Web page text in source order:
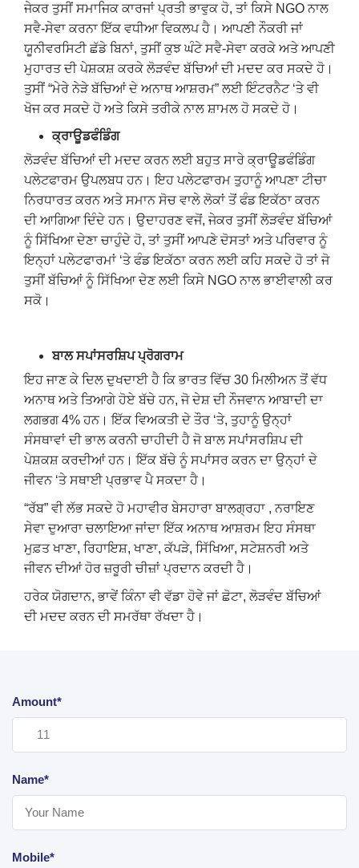
ਜੇਕਰ ਤੁਸੀਂ ਸਮਾਜਿਕ ਕਾਰਜਾਂ ਪ੍ਰਤੀ ਭਾਵੁਕ ਹੋ, ਤਾਂ ਕਿਸੇ NGO ਨਾਲ
ਸਵੈ-ਸੇਵਾ ਕਰਨਾ ਇੱਕ ਵਧੀਆ ਵਿਕਲਪ ਹੈ। ਆਪਣੀ ਨੌਕਰੀ ਜਾਂ
ਯੂਨੀਵਰਸਿਟੀ ਛੱਡੇ ਬਿਨਾਂ, ਤੁਸੀਂ ਕੁਝ ਘੰਟੇ ਸਵੈ-ਸੇਵਾ ਕਰਕੇ ਅਤੇ ਆਪਣੀ
ਮੁਹਾਰਤ ਦੀ ਪੇਸ਼ਕਸ਼ ਕਰਕੇ ਲੋੜਵੰਦ ਬੱਚਿਆਂ ਦੀ ਮਦਦ ਕਰ ਸਕਦੇ ਹੋ।
ਤੁਸੀਂ “ਮੇਰੇ ਨੇੜੇ ਬੱਚਿਆਂ ਦੇ ਅਨਾਥ ਆਸ਼ਰਮ” ਲਈ ਇੰਟਰਨੈਟ ‘ਤੇ ਵੀ
ਖੋਜ ਕਰ ਸਕਦੇ ਹੋ ਅਤੇ ਕਿਸੇ ਤਰੀਕੇ ਨਾਲ ਸ਼ਾਮਲ ਹੋ ਸਕਦੇ ਹੋ।
ਕ੍ਰਾਊਡਫੰਡਿੰਗ
ਲੋੜਵੰਦ ਬੱਚਿਆਂ ਦੀ ਮਦਦ ਕਰਨ ਲਈ ਬਹੁਤ ਸਾਰੇ ਕ੍ਰਾਊਡਫੰਡਿੰਗ
ਪਲੇਟਫਾਰਮ ਉਪਲਬਧ ਹਨ। ਇਹ ਪਲੇਟਫਾਰਮ ਤੁਹਾਨੂੰ ਆਪਣਾ ਟੀਚਾ
ਨਿਰਧਾਰਤ ਕਰਨ ਅਤੇ ਸਮਾਨ ਸੋਚ ਵਾਲੇ ਲੋਕਾਂ ਤੋਂ ਫੰਡ ਇਕੱਠਾ ਕਰਨ
ਦੀ ਆਗਿਆ ਦਿੰਦੇ ਹਨ। ਉਦਾਹਰਣ ਵਜੋਂ, ਜੇਕਰ ਤੁਸੀਂ ਲੋੜਵੰਦ ਬੱਚਿਆਂ
ਨੂੰ ਸਿੱਖਿਆ ਦੇਣਾ ਚਾਹੁੰਦੇ ਹੋ, ਤਾਂ ਤੁਸੀਂ ਆਪਣੇ ਦੋਸਤਾਂ ਅਤੇ ਪਰਿਵਾਰ ਨੂੰ
ਇਨ੍ਹਾਂ ਪਲੇਟਫਾਰਮਾਂ ‘ਤੇ ਫੰਡ ਇਕੱਠਾ ਕਰਨ ਲਈ ਕਹਿ ਸਕਦੇ ਹੋ ਤਾਂ ਜੋ
ਤੁਸੀਂ ਬੱਚਿਆਂ ਨੂੰ ਸਿੱਖਿਆ ਦੇਣ ਲਈ ਕਿਸੇ NGO ਨਾਲ ਭਾਈਵਾਲੀ ਕਰ
ਸਕੋ।
ਬਾਲ ਸਪਾਂਸਰਸ਼ਿਪ ਪ੍ਰੋਗਰਾਮ
ਇਹ ਜਾਣ ਕੇ ਦਿਲ ਦੁਖਦਾਈ ਹੈ ਕਿ ਭਾਰਤ ਵਿੱਚ 30 ਮਿਲੀਅਨ ਤੋਂ ਵੱਧ
ਅਨਾਥ ਅਤੇ ਤਿਆਗੇ ਹੋਏ ਬੱਚੇ ਹਨ, ਜੋ ਦੇਸ਼ ਦੀ ਨੌਜਵਾਨ ਆਬਾਦੀ ਦਾ
ਲਗਭਗ 4% ਹਨ। ਇੱਕ ਵਿਅਕਤੀ ਦੇ ਤੌਰ ‘ਤੇ, ਤੁਹਾਨੂੰ ਉਨ੍ਹਾਂ
ਸੰਸਥਾਵਾਂ ਦੀ ਭਾਲ ਕਰਨੀ ਚਾਹੀਦੀ ਹੈ ਜੋ ਬਾਲ ਸਪਾਂਸਰਸ਼ਿਪ ਦੀ
ਪੇਸ਼ਕਸ਼ ਕਰਦੀਆਂ ਹਨ। ਇੱਕ ਬੱਚੇ ਨੂੰ ਸਪਾਂਸਰ ਕਰਨ ਦਾ ਉਨ੍ਹਾਂ ਦੇ
ਜੀਵਨ ‘ਤੇ ਸਥਾਈ ਪ੍ਰਭਾਵ ਪੈ ਸਕਦਾ ਹੈ।
“ਰੱਬ” ਵੀ ਲੱਭ ਸਕਦੇ ਹੋ ਮਹਾਵੀਰ ਬੇਸਹਾਰਾ ਬਾਲਗ੍ਰਹਾ , ਨਰਾਇਣ
ਸੇਵਾ ਦੁਆਰਾ ਚਲਾਇਆ ਜਾਂਦਾ ਇੱਕ ਅਨਾਥ ਆਸ਼ਰਮ ਇਹ ਸੰਸਥਾ
ਮੁਫ਼ਤ ਖਾਣਾ, ਰਿਹਾਇਸ਼, ਖਾਣਾ, ਕੱਪੜੇ, ਸਿੱਖਿਆ, ਸਟੇਸ਼ਨਰੀ ਅਤੇ
ਜੀਵਨ ਦੀਆਂ ਹੋਰ ਜ਼ਰੂਰੀ ਚੀਜ਼ਾਂ ਪ੍ਰਦਾਨ ਕਰਦੀ ਹੈ।
ਹਰੇਕ ਯੋਗਦਾਨ, ਭਾਵੇਂ ਕਿੰਨਾ ਵੀ ਵੱਡਾ ਹੋਵੇ ਜਾਂ ਛੋਟਾ, ਲੋੜਵੰਦ ਬੱਚਿਆਂ
ਦੀ ਮਦਦ ਕਰਨ ਦੀ ਸਮਰੱਥਾ ਰੱਖਦਾ ਹੈ।
Amount*
Name*
Mobile*